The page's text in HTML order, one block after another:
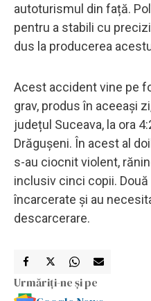
autoturismul din față.
pentru a stabili cu
dus la producerea
Acest accident vine pe
grav, produs în aceeași
județul Suceava, la ora
Drăgușeni. În acest al
s-au ciocnit violent,
inclusiv cinci copii.
încarcerate și au
descarcerare.
Urmăriți-ne și pe